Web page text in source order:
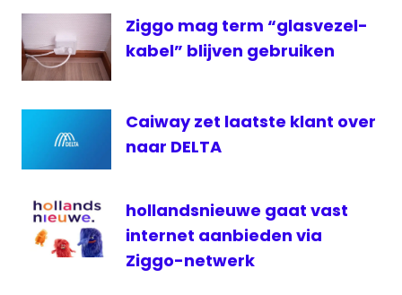
Noord
live
televisie
ziggo
Ziggo mag term “glasvezel-
kabel” blijven gebruiken
Caiway zet laatste klant over
naar DELTA
hollandsnieuwe gaat vast
internet aanbieden via
Ziggo-netwerk